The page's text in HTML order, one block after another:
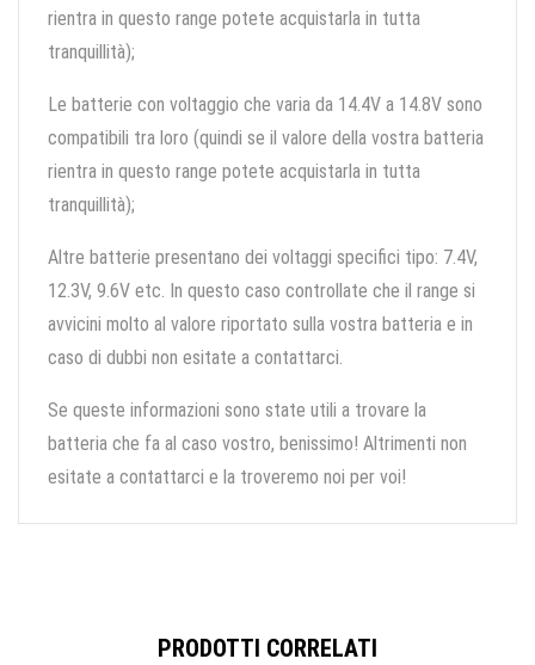
rientra in questo range potete acquistarla in tutta
tranquillità);
Le batterie con voltaggio che varia da 14.4V a 14.8V sono
compatibili tra loro (quindi se il valore della vostra batteria
rientra in questo range potete acquistarla in tutta
tranquillità);
Altre batterie presentano dei voltaggi specifici tipo: 7.4V,
12.3V, 9.6V etc. In questo caso controllate che il range si
avvicini molto al valore riportato sulla vostra batteria e in
caso di dubbi non esitate a contattarci.
Se queste informazioni sono state utili a trovare la
batteria che fa al caso vostro, benissimo! Altrimenti non
esitate a contattarci e la troveremo noi per voi!
PRODOTTI CORRELATI